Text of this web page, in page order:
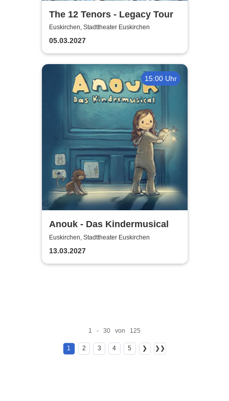
The 12 Tenors - Legacy Tour
Euskirchen, Stadttheater Euskirchen
05.03.2027
15:00 Uhr
Anouk - Das Kindermusical
Euskirchen, Stadttheater Euskirchen
13.03.2027
1 - 30 von 125
1 2 3 4 5 ❯ ❯❯